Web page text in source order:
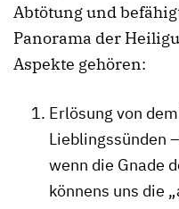
Abtötung und
Panorama der
Aspekte gehören:
Erlösung von
Lieblingssünden
wenn die Gnade
könnens uns die